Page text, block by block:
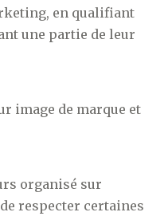
en qualifiant
une partie de leur
image de marque et
organisé sur
respecter certaines